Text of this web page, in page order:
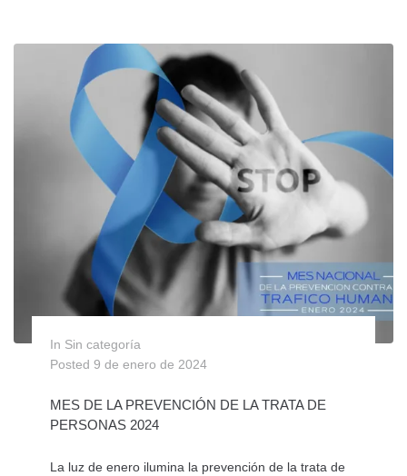
In Sin categoría
Posted 9 de enero de 2024
MES DE LA PREVENCIÓN DE LA TRATA DE
PERSONAS 2024
La luz de enero ilumina la prevención de la trata de